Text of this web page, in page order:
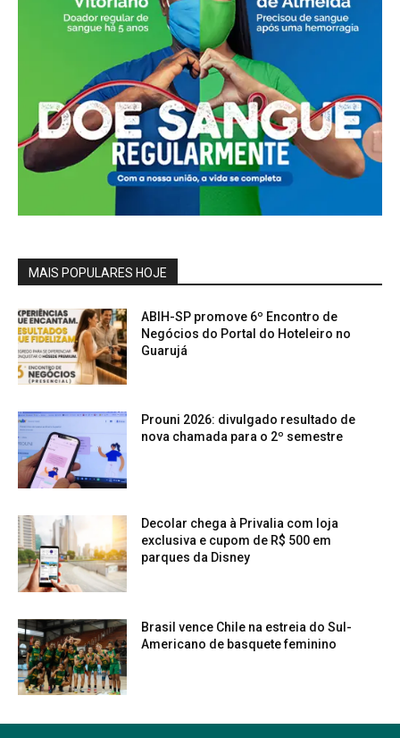
MAIS POPULARES HOJE
ABIH-SP promove 6º Encontro de
Negócios do Portal do Hoteleiro no
Guarujá
Prouni 2026: divulgado resultado de
nova chamada para o 2º semestre
Decolar chega à Privalia com loja
exclusiva e cupom de R$ 500 em
parques da Disney
Brasil vence Chile na estreia do Sul-
Americano de basquete feminino